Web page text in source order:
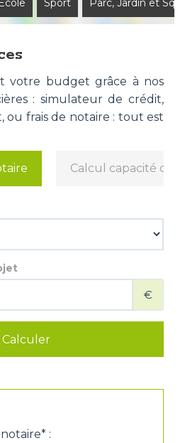
Ecole Sport Parc, Jardin et
votre budget grâce à nos
: simulateur de crédit,
ou frais de notaire : tout est
Calcul capacité